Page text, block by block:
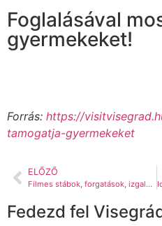
Foglalásával
gyermekeket!
Forrás: https://
tamogatja-gyermekeket
ELŐZŐ
Filmes stábok, forgatások, izgalmas díszletek Visegrádon
Fedezd fel